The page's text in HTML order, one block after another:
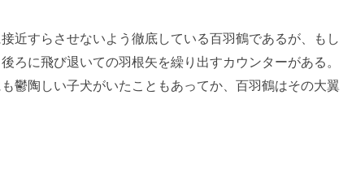
近すらさせないよう徹底している百羽鶴であるが、もし
ろに飛び退いての羽根矢を繰り出すカウンターがある。
鬱陶しい子犬がいたこともあってか、百羽鶴はその大翼